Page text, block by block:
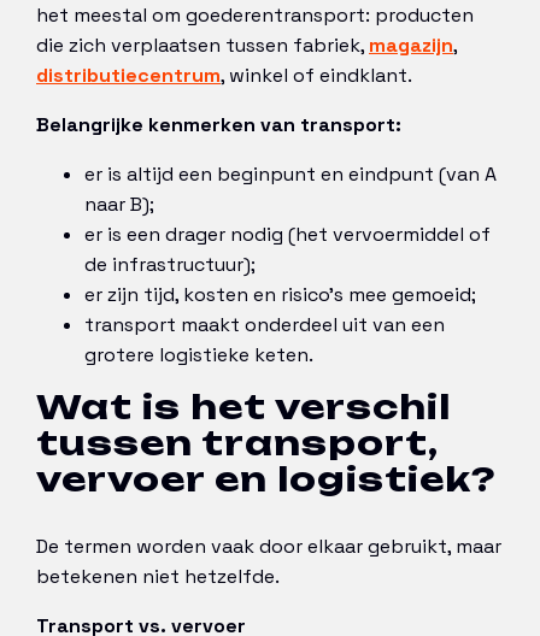
het meestal om goederentransport: producten
die zich verplaatsen tussen fabriek, magazijn,
distributiecentrum, winkel of eindklant.
Belangrijke kenmerken van transport:
er is altijd een beginpunt en eindpunt (van A
naar B);
er is een drager nodig (het vervoermiddel of
de infrastructuur);
er zijn tijd, kosten en risico’s mee gemoeid;
transport maakt onderdeel uit van een
grotere logistieke keten.
Wat is het verschil
tussen transport,
vervoer en logistiek?
De termen worden vaak door elkaar gebruikt, maar
betekenen niet hetzelfde.
Transport vs. vervoer